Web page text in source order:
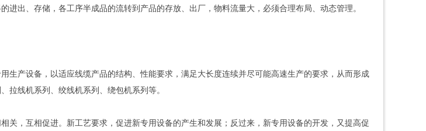
进出、存储，各工序半成品的流转到产品的存放、出厂，物料流量大，必须合理布局、动态管理。
生产设备，以适应线缆产品的结构、性能要求，满足大长度连续并尽可能高速生产的要求，从而形成
拉线机系列、绞线机系列、绕包机系列等。
关，互相促进。新工艺要求，促进新专用设备的产生和发展；反过来，新专用设备的开发，又提高促